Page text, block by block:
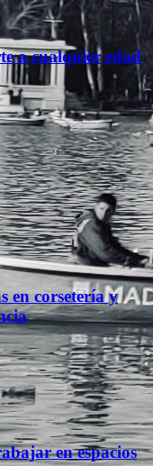
a cualquier edad
en corsetería y
en espacios